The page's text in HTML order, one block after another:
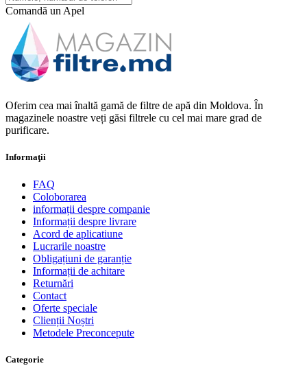
Comandă un Apel
Oferim cea mai înaltă gamă de filtre de apă din Moldova. În
magazinele noastre veți găsi filtrele cu cel mai mare grad de
purificare.
Informaţii
FAQ
Coloborarea
informații despre companie
Informații despre livrare
Acord de aplicatiune
Lucrarile noastre
Obligațiuni de garanție
Informații de achitare
Returnări
Contact
Oferte speciale
Clienții Noștri
Metodele Preconcepute
Сategorie